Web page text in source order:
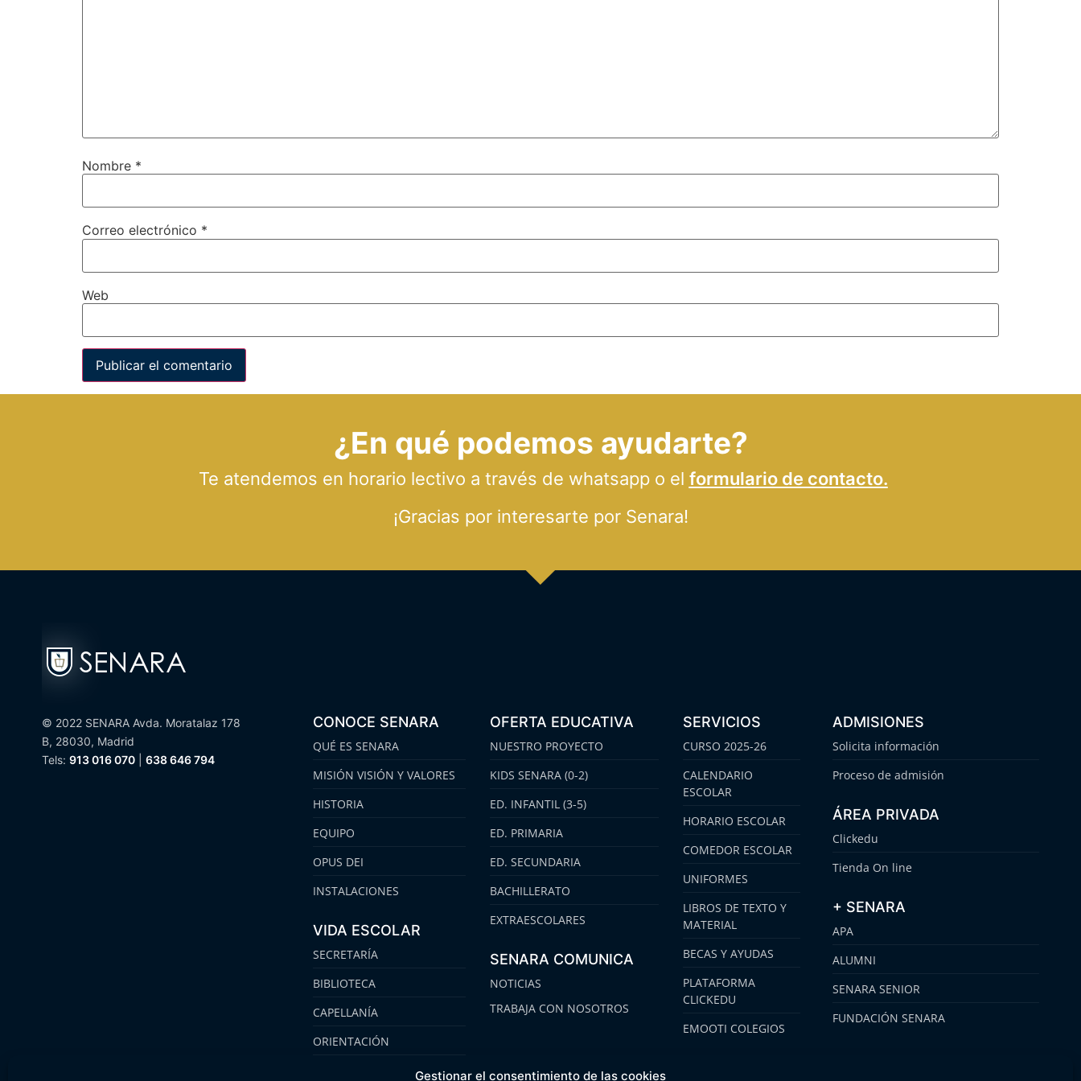
Gestionar el consentimiento de las cookies
Nombre *
Correo electrónico *
Web
¿En qué podemos ayudarte?
Te atendemos en horario lectivo a través de whatsapp o el formulario de contacto.
¡Gracias por interesarte por Senara!
© 2022 SENARA Avda. Moratalaz 178
B, 28030, Madrid
Tels: 913 016 070 638 646 794
CONOCE SENARA
QUÉ ES SENARA
MISIÓN VISIÓN Y VALORES
HISTORIA
EQUIPO
OPUS DEI
INSTALACIONES
VIDA ESCOLAR
SECRETARÍA
BIBLIOTECA
CAPELLANÍA
ORIENTACIÓN
OFERTA EDUCATIVA
NUESTRO PROYECTO
KIDS SENARA (0-2)
ED. INFANTIL (3-5)
ED. PRIMARIA
ED. SECUNDARIA
BACHILLERATO
EXTRAESCOLARES
SENARA COMUNICA
NOTICIAS
TRABAJA CON NOSOTROS
SERVICIOS
CURSO 2025-26
CALENDARIO
ESCOLAR
HORARIO ESCOLAR
COMEDOR ESCOLAR
UNIFORMES
LIBROS DE TEXTO Y
MATERIAL
BECAS Y AYUDAS
PLATAFORMA
CLICKEDU
EMOOTI COLEGIOS
ADMISIONES
Solicita información
Proceso de admisión
ÁREA PRIVADA
Clickedu
Tienda On line
+ SENARA
APA
ALUMNI
SENARA SENIOR
FUNDACIÓN SENARA